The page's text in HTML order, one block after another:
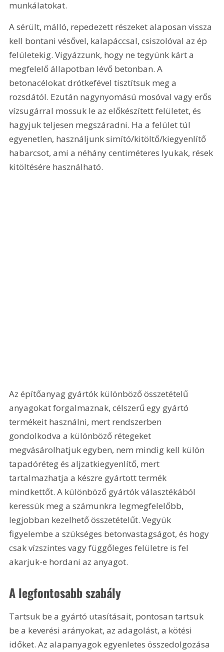
munkálatokat.
A sérült, málló, repedezett részeket alaposan vissza
kell bontani vésővel, kalapáccsal, csiszolóval az ép
felületekig. Vigyázzunk, hogy ne tegyünk kárt a
megfelelő állapotban lévő betonban. A
betonacélokat drótkefével tisztítsuk meg a
rozsdától. Ezután nagynyomású mosóval vagy erős
vízsugárral mossuk le az előkészített felületet, és
hagyjuk teljesen megszáradni. Ha a felület túl
egyenetlen, használjunk simító/kitöltő/kiegyenlítő
habarcsot, ami a néhány centiméteres lyukak, rések
kitöltésére használható.
Az építőanyag gyártók különböző összetételű
anyagokat forgalmaznak, célszerű egy gyártó
termékeit használni, mert rendszerben
gondolkodva a különböző rétegeket
megvásárolhatjuk egyben, nem mindig kell külön
tapadóréteg és aljzatkiegyenlítő, mert
tartalmazhatja a készre gyártott termék
mindkettőt. A különböző gyártók választékából
keressük meg a számunkra legmegfelelőbb,
legjobban kezelhető összetételűt. Vegyük
figyelembe a szükséges betonvastagságot, és hogy
csak vízszintes vagy függőleges felületre is fel
akarjuk-e hordani az anyagot.
A legfontosabb szabály
Tartsuk be a gyártó utasításait, pontosan tartsuk
be a keverési arányokat, az adagolást, a kötési
időket. Az alapanyagok egyenletes összedolgozása